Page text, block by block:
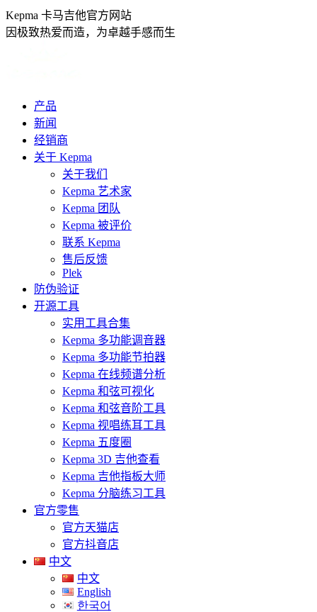
跳
转
Kepma 卡马吉他官方网站
因极致热爱而造，为卓越手感而生
产品
新闻
经销商
关于 Kepma
关于我们
Kepma 艺术家
Kepma 团队
Kepma 被评价
联系 Kepma
售后反馈
Plek
防伪验证
开源工具
实用工具合集
Kepma 多功能调音器
Kepma 多功能节拍器
Kepma 在线频谱分析
Kepma 和弦可视化
Kepma 和弦音阶工具
Kepma 视唱练耳工具
Kepma 五度圈
Kepma 3D 吉他查看
Kepma 吉他指板大师
Kepma 分脑练习工具
官方零售
官方天猫店
官方抖音店
中文
中文
English
한국어